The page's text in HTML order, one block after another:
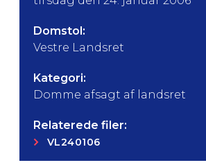
Domstol:
Vestre Landsret
Kategori:
Domme afsagt af landsret
Relaterede filer:
VL240106